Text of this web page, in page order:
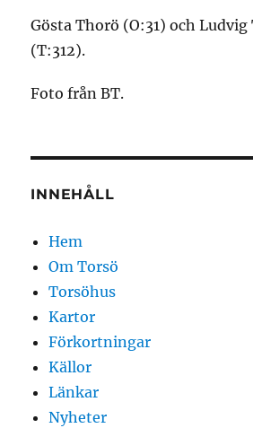
Gösta Thorö (O:31) och
(T:312).
Foto från BT.
INNEHÅLL
Hem
Om Torsö
Torsöhus
Kartor
Förkortningar
Källor
Länkar
Nyheter